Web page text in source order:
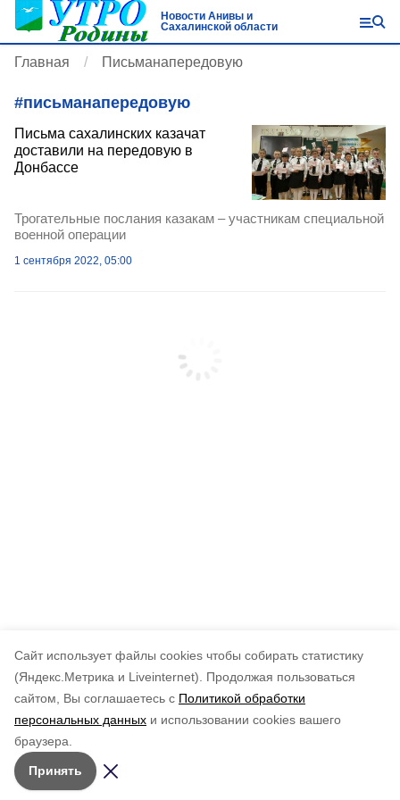
Cайт использует файлы cookies чтобы собирать статистику
(Яндекс.Метрика и Liveinternet).
Продолжая пользоваться
сайтом, Вы соглашаетесь с Политикой обработки
персональных данных и использовании cookies вашего
браузера.
Принять
Новости Анивы и
Сахалинской области
Главная Письманапередовую
#письманапередовую
Письма сахалинских казачат
доставили на передовую в
Донбассе
Трогательные послания казакам – участникам специальной
военной операции
1 сентября 2022, 05:00